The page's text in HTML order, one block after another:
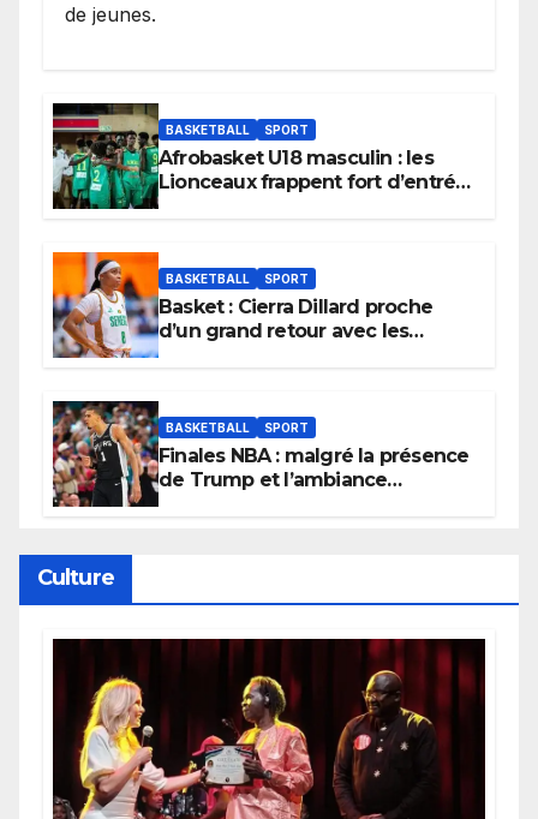
de jeunes.
BASKETBALL SPORT
Afrobasket U18 masculin : les
Lionceaux frappent fort d’entrée
BASKETBALL SPORT
Basket : Cierra Dillard proche
d’un grand retour avec les
BASKETBALL SPORT
Finales NBA : malgré la présence
de Trump et l’ambiance
Culture